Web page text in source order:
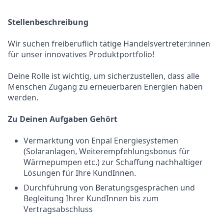
Stellenbeschreibung
Wir suchen freiberuflich tätige Handelsvertreter:innen
für unser innovatives Produktportfolio!
Deine Rolle ist wichtig, um sicherzustellen, dass alle
Menschen Zugang zu erneuerbaren Energien haben
werden.
Zu Deinen Aufgaben Gehört
Vermarktung von Enpal Energiesystemen
(Solaranlagen, Weiterempfehlungsbonus für
Wärmepumpen etc.) zur Schaffung nachhaltiger
Lösungen für Ihre KundInnen.
Durchführung von Beratungsgesprächen und
Begleitung Ihrer KundInnen bis zum
Vertragsabschluss